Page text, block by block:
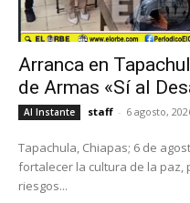
Arranca en
de Armas «Sí al
Al Instante staff - 6 agosto,
Tapachula, Chiapas; 6 de
fortalecer la cultura de la paz,
riesgos...